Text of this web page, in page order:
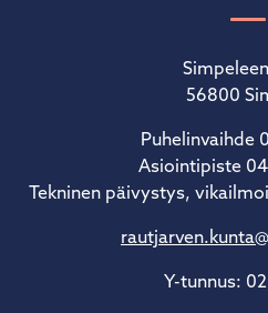
56800
Puhelinvaihde
Asiointipiste
Tekninen päivystys,
Y-tunnus: